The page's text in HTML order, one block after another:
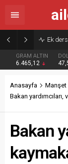
GRAM ALTIN
6.465,12
Anasayfa
Manşet
Bakan
Bakan